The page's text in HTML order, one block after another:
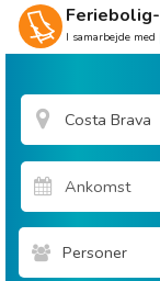
I samarbejde med
Personer